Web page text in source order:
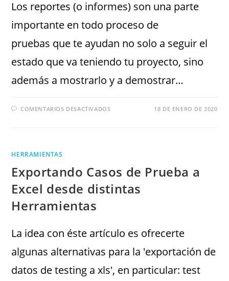
Los reportes (o informes) son una parte
importante en todo proceso de
pruebas que te ayudan no solo a seguir el
estado que va teniendo tu proyecto, sino
además a mostrarlo y a demostrar…
COMENTARIOS DESACTIVADOS 18 DE ENERO DE 2020
HERRAMIENTAS
Exportando Casos de Prueba a
Excel desde distintas
Herramientas
La idea con éste artículo es ofrecerte
algunas alternativas para la 'exportación de
datos de testing a xls', en particular: test